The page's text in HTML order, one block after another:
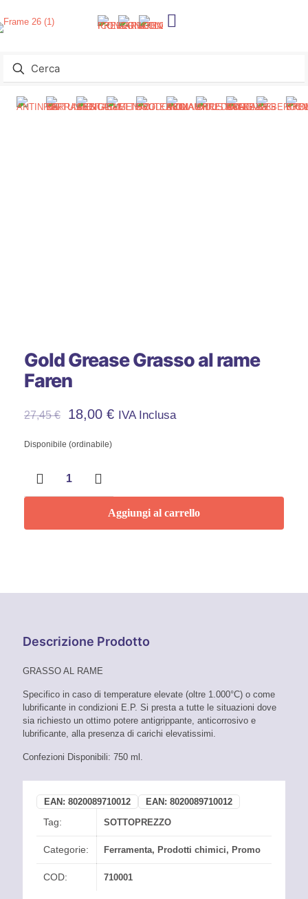
Gold Grease Grasso al rame
Faren
27,45€
Il
Prezzo
Originale
Era:
27,45 €.
18,00 €Il
È:
18,00 €.
IVA Inclusa
Disponibile (ordinabile)
Faren
Aggiungi al carrello
Descrizione Prodotto
GRASSO AL RAME
Specifico in caso di temperature elevate (oltre 1.000°C) o come
lubrificante in condizioni E.P. Si presta a tutte le situazioni dove
sia richiesto un ottimo potere antigrippante, anticorrosivo e
lubrificante, alla presenza di carichi elevatissimi.
Confezioni Disponibili: 750 ml.
EAN: 8020089710012 EAN: 8020089710012
Tag: SOTTOPREZZO
Categorie: Ferramenta, Prodotti chimici, Promo
COD: 710001